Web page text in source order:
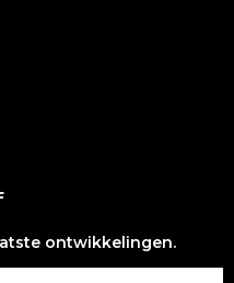
ontwikkelingen.